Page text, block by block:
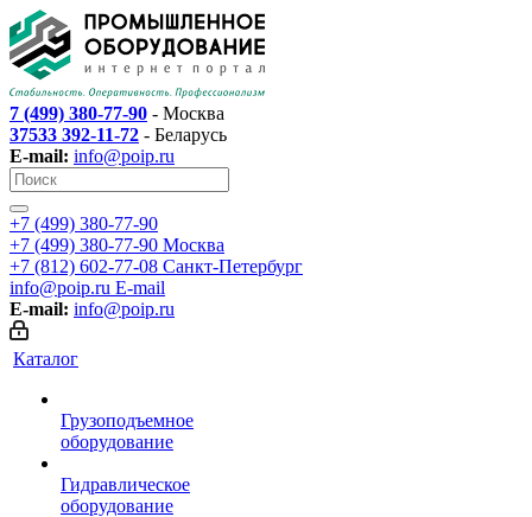
7 (499) 380-77-90 - Москва
37533 392-11-72 - Беларусь
E-mail: info@poip.ru
+7 (499) 380-77-90
+7 (499) 380-77-90 Москва
+7 (812) 602-77-08 Санкт-Петербург
info@poip.ru E-mail
E-mail: info@poip.ru
Каталог
Грузоподъемное
оборудование
Гидравлическое
оборудование